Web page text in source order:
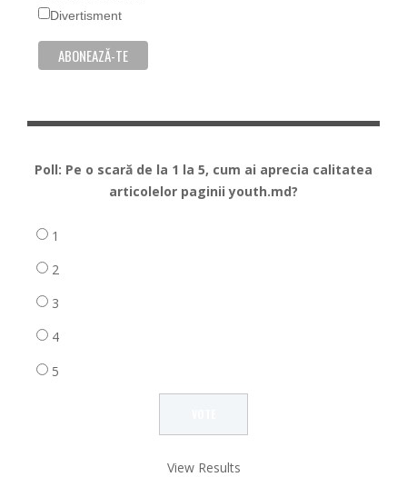
Divertisment
Poll: Pe o scară de la 1 la 5, cum ai aprecia calitatea
articolelor paginii youth.md?
1
2
3
4
5
View Results